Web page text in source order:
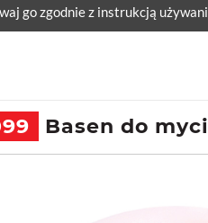
go zgodnie z instrukcją
Basen do